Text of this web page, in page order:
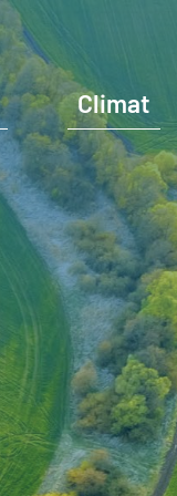
Climat